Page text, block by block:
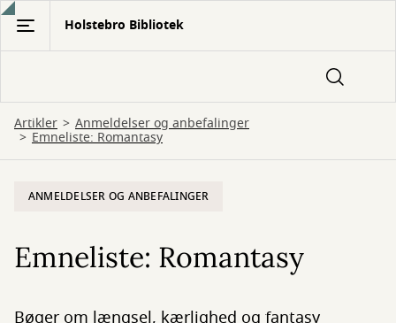
Gå
hovedindhold
Holstebro Bibliotek
Artikler Anmeldelser og anbefalinger
Emneliste: Romantasy
ANMELDELSER OG ANBEFALINGER
Emneliste: Romantasy
Bøger om længsel, kærlighed og fantasy